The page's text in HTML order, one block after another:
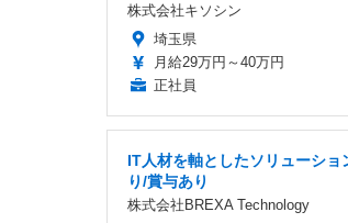
株式会社キソシン
埼玉県
月給29万円～40万円
正社員
IT人材を軸としたソリューシ
り/賞与あり
株式会社BREXA Technology